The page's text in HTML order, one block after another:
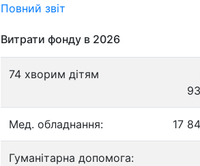
Повний звіт
Витрати фонду в 2026
74 хворим дітям
Мед. обладнання: 17
Гуманітарна допомога: